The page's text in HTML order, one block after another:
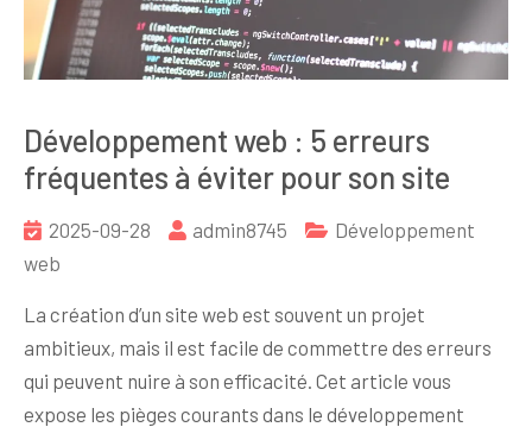
Développement web : 5 erreurs
fréquentes à éviter pour son site
2025-09-28 admin8745
Développement
web
La création d’un site web est souvent un projet
ambitieux, mais il est facile de commettre des erreurs
qui peuvent nuire à son efficacité. Cet article vous
expose les pièges courants dans le développement